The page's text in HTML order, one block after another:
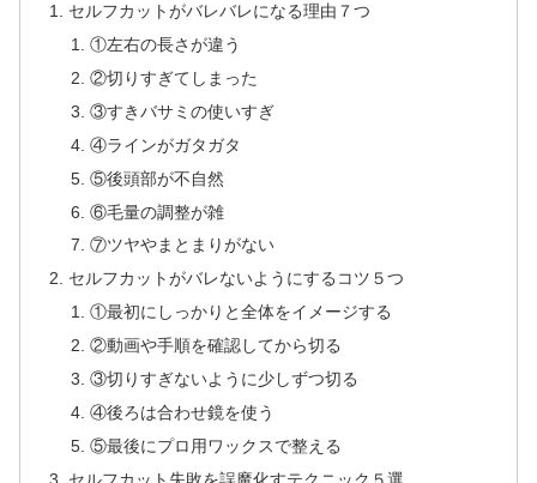
セルフカットがバレバレになる理由７つ
①左右の長さが違う
②切りすぎてしまった
③すきバサミの使いすぎ
④ラインがガタガタ
⑤後頭部が不自然
⑥毛量の調整が雑
⑦ツヤやまとまりがない
セルフカットがバレないようにするコツ５つ
①最初にしっかりと全体をイメージする
②動画や手順を確認してから切る
③切りすぎないように少しずつ切る
④後ろは合わせ鏡を使う
⑤最後にプロ用ワックスで整える
セルフカット失敗を誤魔化すテクニック５選